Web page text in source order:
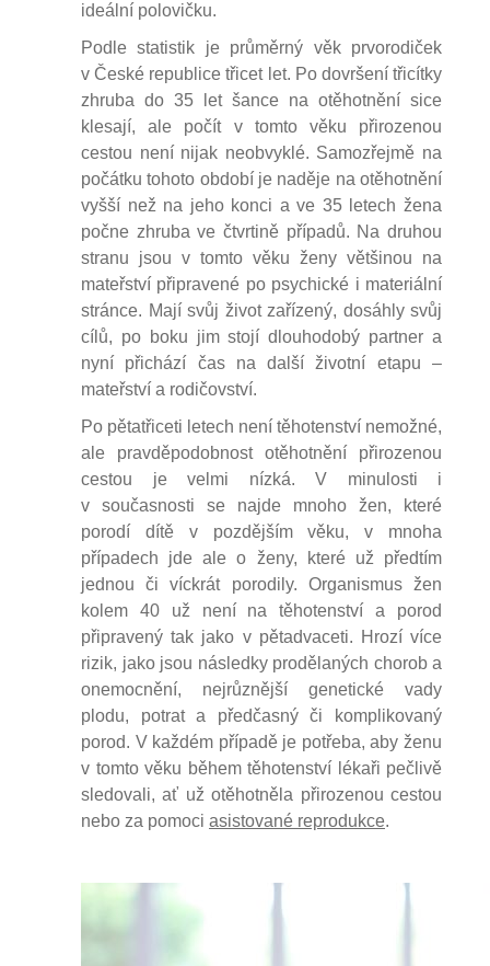
ideální polovičku.
Podle statistik je průměrný věk prvorodiček
v České republice třicet let. Po dovršení třicítky
zhruba do 35 let šance na otěhotnění sice
klesají, ale počít v tomto věku přirozenou
cestou není nijak neobvyklé. Samozřejmě na
počátku tohoto období je naděje na otěhotnění
vyšší než na jeho konci a ve 35 letech žena
počne zhruba ve čtvrtině případů. Na druhou
stranu jsou v tomto věku ženy většinou na
mateřství připravené po psychické i materiální
stránce. Mají svůj život zařízený, dosáhly svůj
cílů, po boku jim stojí dlouhodobý partner a
nyní přichází čas na další životní etapu –
mateřství a rodičovství.
Po pětatřiceti letech není těhotenství nemožné,
ale pravděpodobnost otěhotnění přirozenou
cestou je velmi nízká. V minulosti i
v současnosti se najde mnoho žen, které
porodí dítě v pozdějším věku, v mnoha
případech jde ale o ženy, které už předtím
jednou či víckrát porodily. Organismus žen
kolem 40 už není na těhotenství a porod
připravený tak jako v pětadvaceti. Hrozí více
rizik, jako jsou následky prodělaných chorob a
onemocnění, nejrůznější genetické vady
plodu, potrat a předčasný či komplikovaný
porod. V každém případě je potřeba, aby ženu
v tomto věku během těhotenství lékaři pečlivě
sledovali, ať už otěhotněla přirozenou cestou
nebo za pomoci asistované reprodukce.